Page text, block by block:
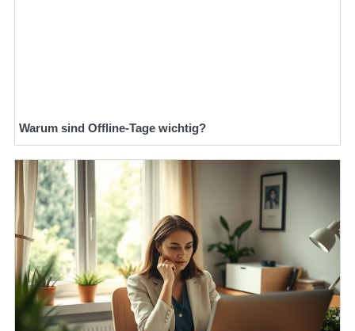
Warum sind Offline-Tage wichtig?